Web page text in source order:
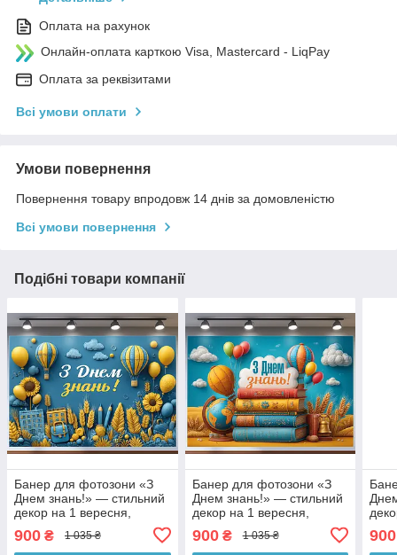
Оплата на рахунок
Онлайн-оплата карткою Visa, Mastercard - LiqPay
Оплата за реквізитами
Всі умови оплати
Умови повернення
Повернення товару впродовж 14 днів за домовленістю
Всі умови повернення
Подібні товари компанії
Банер для фотозони «З
Днем знань!» — стильний
декор на 1 вересня,
900 ₴ 1 035 ₴
Банер для фотозони «З
Днем знань!» — стильний
декор на 1 вересня,
900₴ 1 035 ₴ 900